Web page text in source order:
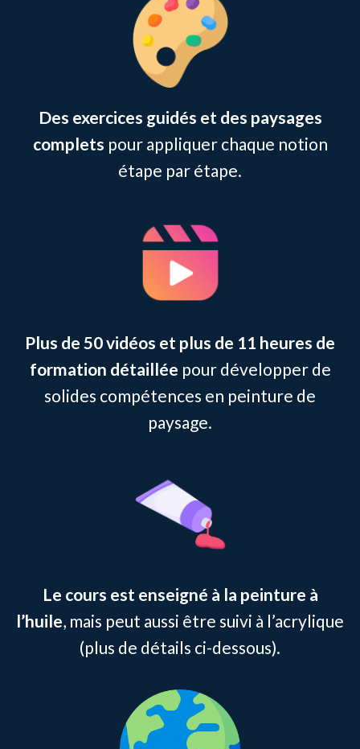
Des exercices guidés et des paysages
complets pour appliquer chaque notion
étape par étape.
Plus de 50 vidéos et plus de 11 heures de
formation détaillée pour développer de
solides compétences en peinture de
paysage.
Le cours est enseigné à la peinture à
l’huile, mais peut aussi être suivi à l’acrylique
(plus de détails ci-dessous).